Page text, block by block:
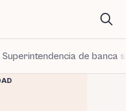
Superintendencia de banca